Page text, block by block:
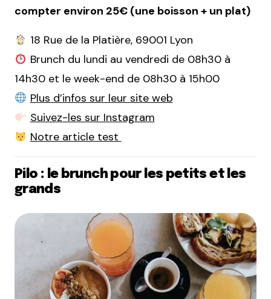
compter environ 25€ (une boisson + un plat)
18 Rue de la Platière, 69001 Lyon
Brunch du lundi au vendredi de 08h30 à
14h30 et le week-end de 08h30 à 15h00
Plus d’infos sur leur site web
Suivez-les sur Instagram
Notre article test
Pilo : le brunch pour les petits et les
grands